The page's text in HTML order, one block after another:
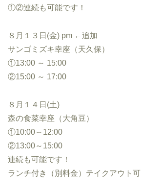
①②連続も可能です！
８月１３日(金) pm ←追加
サンゴミズキ幸座（天久保）
①13:00 ～ 15:00
②15:00 ～ 17:00
８月１４日(土)
森の食菜幸座（大角豆）
①10:00～12:00
②13:00～15:00
連続も可能です！
ランチ付き（別料金）テイクアウト可